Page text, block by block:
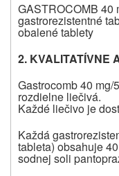
GASTROCOMB 40
gastrorezistentné
obalené tablety
2. KVALITATÍVNE
Gastrocomb 40 mg/
rozdielne liečivá.
Každé liečivo je
Každá
tableta) obsahuje
sodnej soli